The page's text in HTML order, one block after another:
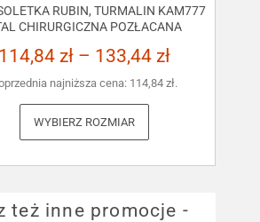
RUBIN, TURMALIN KAM777
CHIRURGICZNA POZŁACANA
114,84 zł – 133,44 zł
najniższa cena: 114,84 zł.
WYBIERZ ROZMIAR
też inne promocje -